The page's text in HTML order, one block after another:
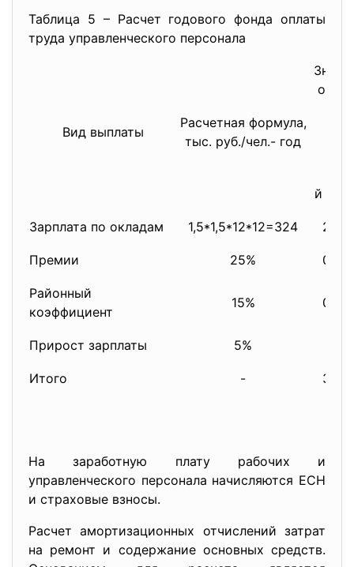
Таблица 5 – Расчет годового фонда оплаты
труда управленческого персонала
Вид выплаты
Расчетная формула,
тыс. руб./чел.- год
й шаг
Зарплата по окладам 1,5*1,5*12*12=324 2,4
Премии 25% 0,6
Районный
коэффициент
15% 0,5
Прирост зарплаты 5%
Итого - 3,6
На заработную плату рабочих и
управленческого персонала начисляются ЕСН
и страховые взносы.
Расчет амортизационных отчислений затрат
на ремонт и содержание основных средств.